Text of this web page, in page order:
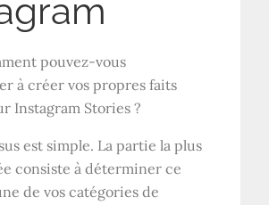
pouvez-vous
à créer vos propres faits
Instagram Stories ?
est simple. La partie la plus
consiste à déterminer ce
de vos catégories de